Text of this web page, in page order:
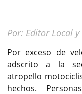
Por: Editor Local
Por exceso de
adscrito a la
atropello
hechos.